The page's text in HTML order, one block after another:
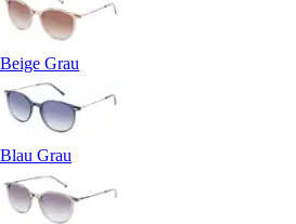
Beige Grau
Blau Grau